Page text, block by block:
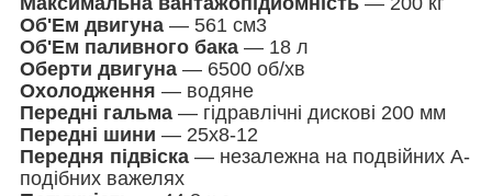
Об'Ем двигуна — 561 см3
Об'Ем паливного бака — 18 л
Оберти двигуна — 6500 об/хв
Охолодження — водяне
Передні гальма — гідравлічні дискові 200 мм
Передні шини — 25х8-12
Передня підвіска — незалежна на подвійних А-
подібних важелях